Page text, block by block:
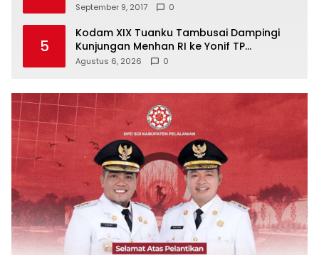
September 9, 2017 0
5
Kodam XIX Tuanku Tambusai Dampingi
Kunjungan Menhan RI ke Yonif TP
952/Imam Bulqin, Perkuat Pembangunan
Agustus 6, 2026 0